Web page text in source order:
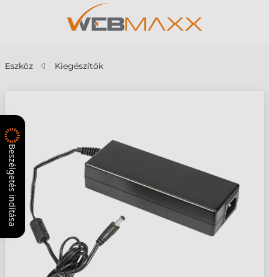
Eszköz Kiegészítők
Beszélgetés indítása